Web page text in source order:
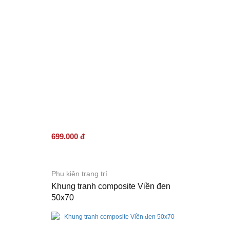
699.000 đ
Phụ kiện trang trí
Khung tranh composite Viền đen
50x70